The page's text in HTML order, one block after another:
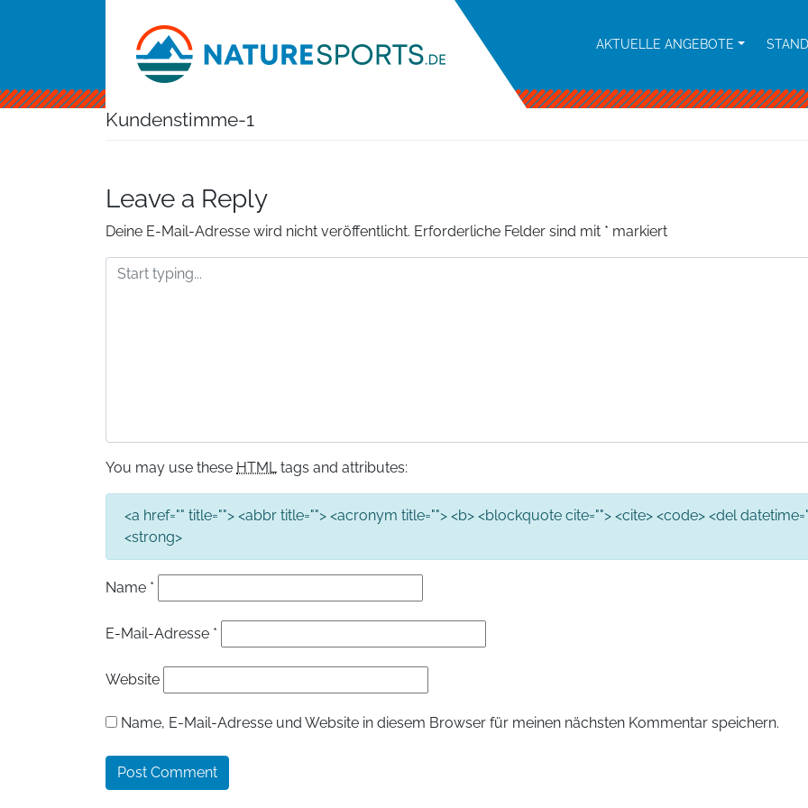
AKTUELLE ANGEBOTE
Kundenstimme-1
Leave a Reply
Deine E-Mail-Adresse wird nicht veröffentlicht. Erforderliche Felder sind mit * markiert
You may use these HTMLtags and attributes:
<a href="" title=""> <abbr title=""> <acronym title=""> <b> <blockquote cite=""> <cite> <code> <del
<strong>
Name *
E-Mail-Adresse *
Website
Name, E-Mail-Adresse und Website in diesem Browser für meinen nächsten Kommentar speichern.